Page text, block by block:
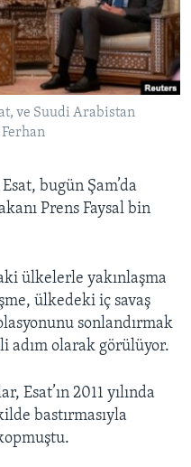
ve Suudi Arabistan
Ferhan
bugün Şam’da
Prens Faysal bin
ülkelerle yakınlaşma
ülkedeki iç savaş
sonlandırmak
adım olarak görülüyor.
Esat’ın 2011 yılında
bastırmasıyla